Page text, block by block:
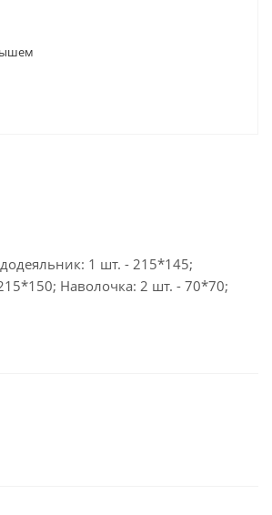
1 шт. - 215*145;
Наволочка: 2 шт. - 70*70;